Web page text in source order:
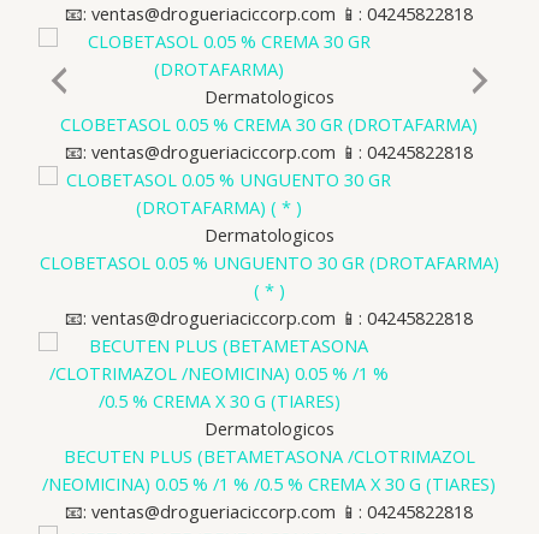
📧: ventas@drogueriaciccorp.com 📱: 04245822818
Dermatologicos
CLOBETASOL 0.05 % CREMA 30 GR (DROTAFARMA)
📧: ventas@drogueriaciccorp.com 📱: 04245822818
Dermatologicos
CLOBETASOL 0.05 % UNGUENTO 30 GR (DROTAFARMA)
( * )
📧: ventas@drogueriaciccorp.com 📱: 04245822818
Dermatologicos
BECUTEN PLUS (BETAMETASONA /CLOTRIMAZOL
/NEOMICINA) 0.05 % /1 % /0.5 % CREMA X 30 G (TIARES)
📧: ventas@drogueriaciccorp.com 📱: 04245822818